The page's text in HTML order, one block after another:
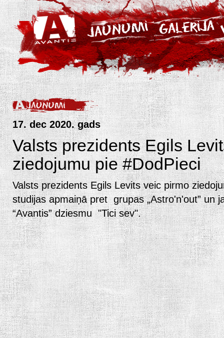
17. dec 2020. gads
Valsts prezidents Egils
ziedojumu pie #DodPieci
Valsts prezidents Egils Levits veic pirmo
studijas apmaiņā pret grupas „Astro'n'out” un
“Avantis” dziesmu "Tici sev".